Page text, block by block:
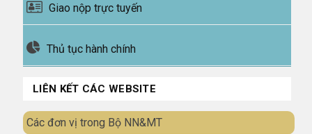
Giao nộp trực tuyến
Thủ tục hành chính
LIÊN KẾT CÁC WEBSITE
Các đơn vị trong Bộ NN&MT